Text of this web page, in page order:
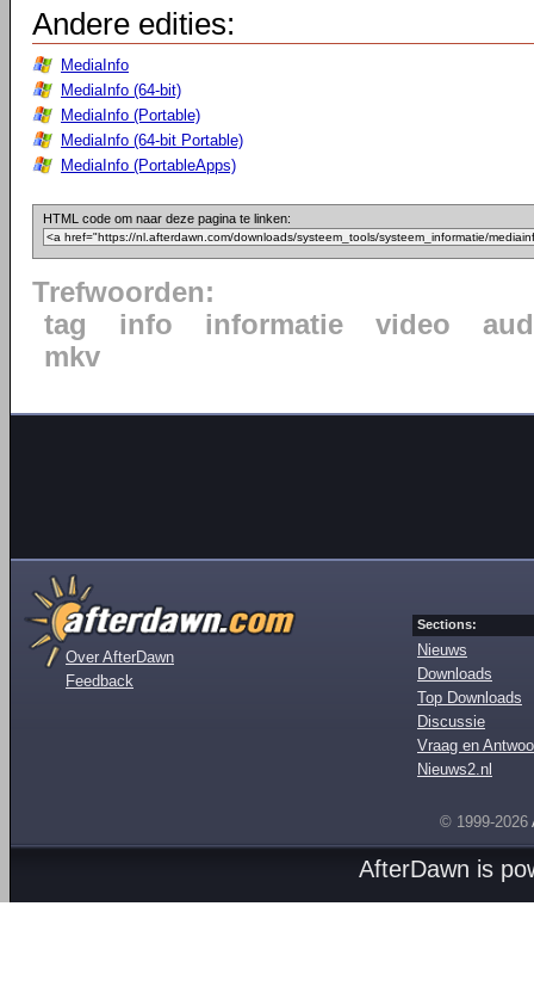
Andere edities:
MediaInfo
MediaInfo (64-bit)
MediaInfo (Portable)
MediaInfo (64-bit Portable)
MediaInfo (PortableApps)
HTML code om naar deze pagina te linken:
Trefwoorden:
tag
info informatie video
mkv
Over AfterDawn
Feedback
Sections:
Nieuws
Downloads
Top Downloads
Discussie
Vraag en
Nieuws2.nl
© 1999-2026
AfterDawn is